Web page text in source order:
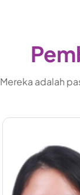
Mereka adalah